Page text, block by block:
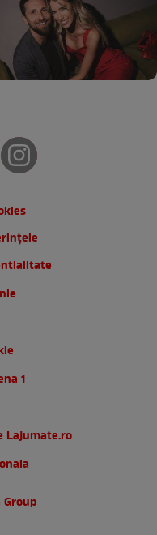
1
Lajumate.ro